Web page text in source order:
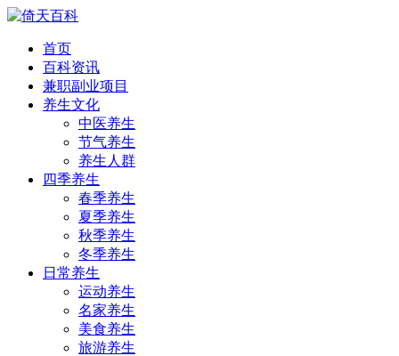
首页
百科资讯
兼职副业项目
养生文化
中医养生
节气养生
养生人群
四季养生
春季养生
夏季养生
秋季养生
冬季养生
日常养生
运动养生
名家养生
美食养生
旅游养生